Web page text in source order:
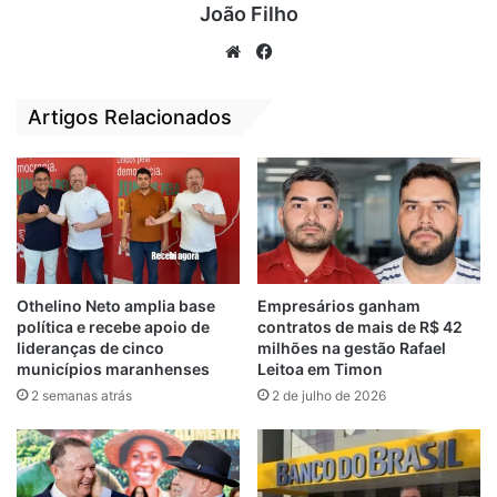
Madeira, que até hoje não cumpriu com a
Não satisfeito, o eterno tucano, prometeu
mais duas embarcações em “um mês ou
dois”. Mentiu descaradamente na rádio
durante entrevista por telefone. Madeira,
nuca cansou de passar vergonha na
política.
Passados trinta dias, nem o ferry-velho
José Humberto, de 38 anos, anunciado por
Carlos Brandão como “novo” e de “alto
padrão”, conseguiu autorização das
mesmo com a intervenção política de Flávio
Dino e Felipe Camarão.
João Filho
We
Artigos Relacionados
Othelino Neto amplia base
política e recebe apoio de
lideranças de cinco
municípios maranhenses
2 semanas atrás
Empresários ganham
contratos de mais de R$ 42
milhões na gestão Rafael
Leitoa em Timon
2 de julho de 2026